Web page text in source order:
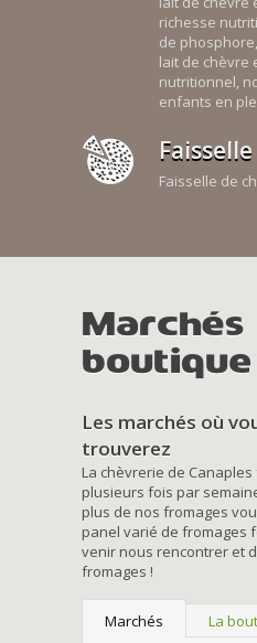
richesse
de
lait de chèvre
nutritionnel,
enfants en
Faisselle de
Marchés
boutique
Les marchés où
trouverez
La chèvrerie de
plusieurs fois par
plus de nos fromages
panel varié de fromages
venir nous rencontrer et
fromages !
Marchés La